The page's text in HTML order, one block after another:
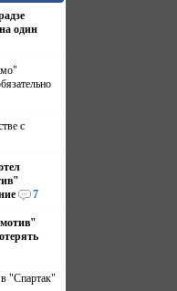
один
с
7
"Спартак"